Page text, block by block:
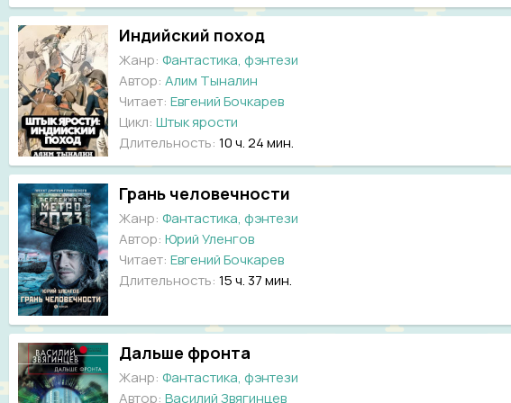
Индийский поход
Жанр: Фантастика, фэнтези
Автор: Алим Тыналин
Читает: Евгений Бочкарев
Цикл: Штык ярости
Длительность: 10 ч. 24 мин.
Грань человечности
Жанр: Фантастика, фэнтези
Автор: Юрий Уленгов
Читает: Евгений Бочкарев
Длительность: 15 ч. 37 мин.
Дальше фронта
Жанр: Фантастика, фэнтези
Автор: Василий Звягинцев